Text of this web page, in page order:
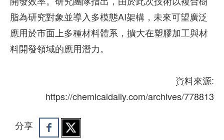
脂為研究對象並導入多模態AI架構，未來可望廣泛
應用於市面上多種材料體系，擴大在塑膠加工與材
料開發領域的應用潛力。
資料來源:
https://chemicaldaily.com/archives/778813
分享